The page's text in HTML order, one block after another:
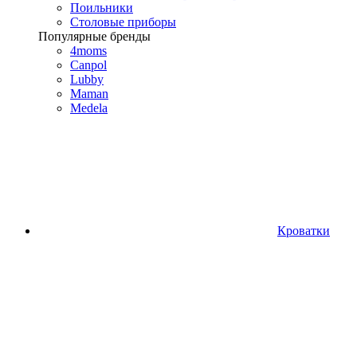
Поильники
Столовые приборы
Популярные бренды
4moms
Canpol
Lubby
Maman
Medela
Кроватки